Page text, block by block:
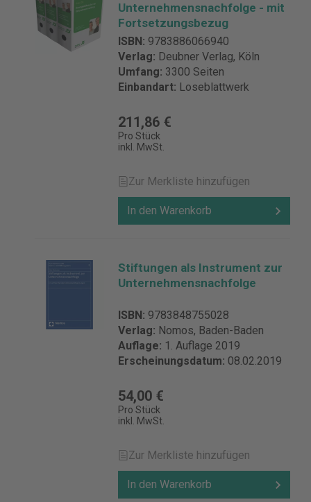
Unternehmensnachfolge - mit
Fortsetzungsbezug
ISBN: 9783886066940
Verlag: Deubner Verlag, Köln
Umfang: 3300 Seiten
Einbandart: Loseblattwerk
211,86 €
Pro Stück
inkl. MwSt.
Zur Merkliste hinzufügen
In den Warenkorb
Stiftungen als Instrument zur
Unternehmensnachfolge
ISBN: 9783848755028
Verlag: Nomos, Baden-Baden
Auflage: 1. Auflage 2019
Erscheinungsdatum: 08.02.2019
54,00 €
Pro Stück
inkl. MwSt.
Zur Merkliste hinzufügen
In den Warenkorb